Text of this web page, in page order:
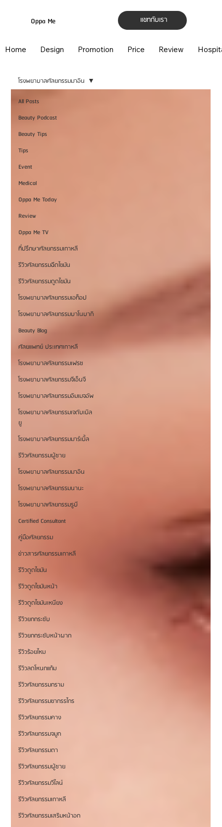
แชทกับเรา
Oppa Me
Home Design Promotion Price Review
All Posts
Beauty Podcast
Beauty Tips
Tips
Event
Medical
Oppa Me Today
Review
Oppa Me TV
ที่ปรึกษาศัลยกรรมเกาหลี
รีวิวศัลยกรรมฉีดไขมัน
รีวิวศัลยกรรมดูดไขมัน
โรงพยาบาลศัลยกรรมเอท็อป
โรงพยาบาลศัลยกรรมบาโนบากิ
Beauty Blog
ศัลยแพทย์ ประเทศเกาหลี
โรงพยาบาลศัลยกรรมเฟรช
โรงพยาบาลศัลยกรรมจีเอ็นจี
โรงพยาบาลศัลยกรรมอิมเมจอัพ
โรงพยาบาลศัลยกรรมเจดับเบิล
ยู
โรงพยาบาลศัลยกรรมมาร์เบิ้ล
รีวิวศัลยกรรมผู้ชาย
โรงพยาบาลศัลยกรรมมาอิน
โรงพยาบาลศัลยกรรมนานะ
โรงพยาบาลศัลยกรรมรูบี
Certified Consultant
คู่มือศัลยกรรม
ข่าวสารศัลยกรรมเกาหลี
รีวิวดูดไขมัน
รีวิวดูดไขมันหน้า
รีวิวดูดไขมันเหนียง
รีวิวยกกระชับ
รีวิวยกกระชับหน้าผาก
รีวิวร้อยไหม
รีวิวลดโหนกแก้ม
รีวิวศัลยกรรมกราม
รีวิวศัลยกรรมขากรรไกร
รีวิวศัลยกรรมคาง
รีวิวศัลยกรรมจมูก
รีวิวศัลยกรรมตา
รีวิวศัลยกรรมผู้ชาย
รีวิวศัลยกรรมวีไลน์
รีวิวศัลยกรรมเกาหลี
รีวิวศัลยกรรมเสริมหน้าอก
โรงพยาบาลศัลยกรรมมาอิน